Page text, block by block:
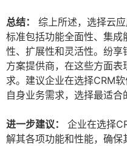
总结：
综上所述，选择云
标准包括功能全面性、集
性、扩展性和灵活性。纷
方案提供商，在这些方面
求。建议企业在选择CRM
自身业务需求，选择最适合
进一步建议：
企业在选择
解其各项功能和性能，确保